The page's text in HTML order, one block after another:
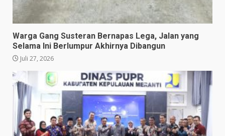
Warga Gang Susteran Bernapas Lega, Jalan yang
Selama Ini Berlumpur Akhirnya Dibangun
Juli 27, 2026